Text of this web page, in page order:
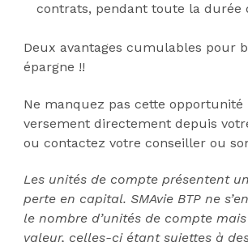
contrats, pendant toute la durée
Deux avantages cumulables pour
épargne !!
Ne manquez pas cette
versement directement depuis
ou contactez votre conseiller ou
Les unités de compte présentent
perte en capital. SMAvie BTP ne
le nombre d’unités de compte
valeur, celles-ci étant sujettes à